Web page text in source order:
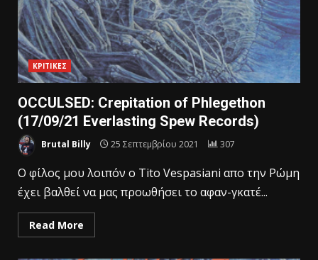
ΚΡΙΤΙΚΕΣ
OCCULSED: Crepitation of Phlegethon
(17/09/21 Everlasting Spew Records)
Brutal Billy 25 Σεπτεμβρίου 2021 307
O φίλος μου λοιπόν ο Tito Vespasiani απο την Ρώμη
έχει βαλθεί να μας προωθήσει το αφαν-γκατέ...
Read More